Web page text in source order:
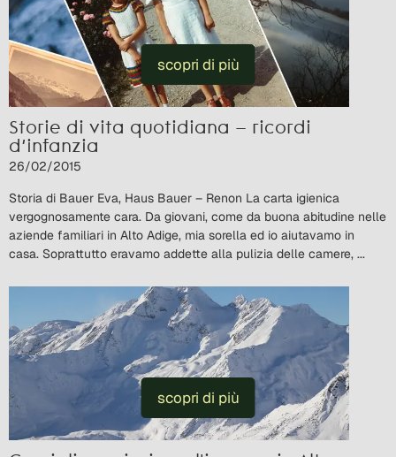
scopri di più
Storie di vita quotidiana – ricordi
d’infanzia
26/02/2015
Storia di Bauer Eva, Haus Bauer – Renon La carta igienica
vergognosamente cara. Da giovani, come da buona abitudine nelle
aziende familiari in Alto Adige, mia sorella ed io aiutavamo in
casa. Soprattutto eravamo addette alla pulizia delle camere, ...
scopri di più